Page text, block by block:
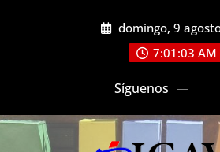
domingo, 9
7:01:05 AM
Síguenos